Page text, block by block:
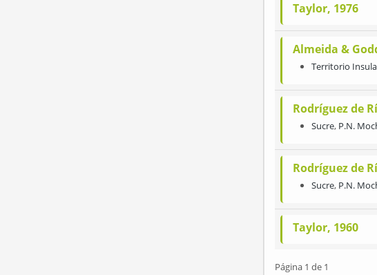
Taylor, 1976
Almeida &
Territorio
Rodríguez de
Sucre, P.N.
Rodríguez de
Sucre, P.N.
Taylor, 1960
Página 1 de 1